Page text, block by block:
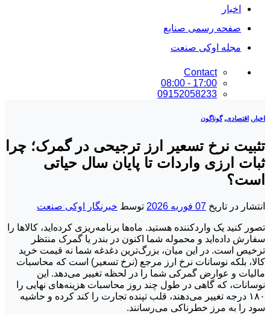
اخبار
صفحه رسمی صنایع
مجله اوکی صنعت
Contact
17:00 - 08:00
09152058233
اخبار , اقتصادی,گوناگون
تثبیت نرخ تسعیر ارز ترجیحی در گمرک؛ چرا
ثبات ارزی واردات تا پایان سال حیاتی
است؟
انتشار در تاریخ 07 فوریه 2026 توسط خبرنگار اوکی صنعت
تصور کنید یک واردکننده هستید. ماه‌ها برنامه‌ریزی کرده‌اید، کالاها را
سفارش داده‌اید و محموله شما اکنون در بندر یا گمرک منتظر
ترخیص است. در این میان، بزرگ‌ترین دغدغه شما نه قیمت خرید
کالا، بلکه نوسانات نرخ ارز مرجع (نرخ تسعیر) است که محاسبات
مالیات و عوارض گمرکی شما را در لحظه تغییر می‌دهد. این
نوسانات، که گاهی در طول چند روز محاسبات هزینه‌های نهایی را
۱۸۰ درجه تغییر می‌دهند، قلب تپنده تجارت را کند کرده و حاشیه
سود را به مرز خطرناکی می‌رسانند.